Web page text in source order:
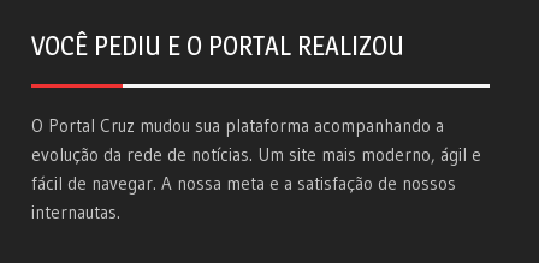
VOCÊ PEDIU E O PORTAL REALIZOU
O Portal Cruz mudou sua plataforma acompanhando a
evolução da rede de notícias. Um site mais moderno, ágil e
fácil de navegar. A nossa meta e a satisfação de nossos
internautas.